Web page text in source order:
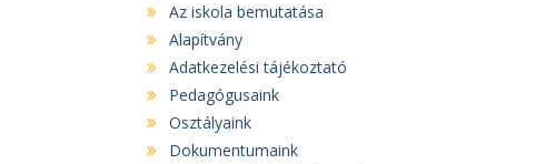
Az iskola bemutatása
Alapítvány
Adatkezelési tájékoztató
Pedagógusaink
Osztályaink
Dokumentumaink